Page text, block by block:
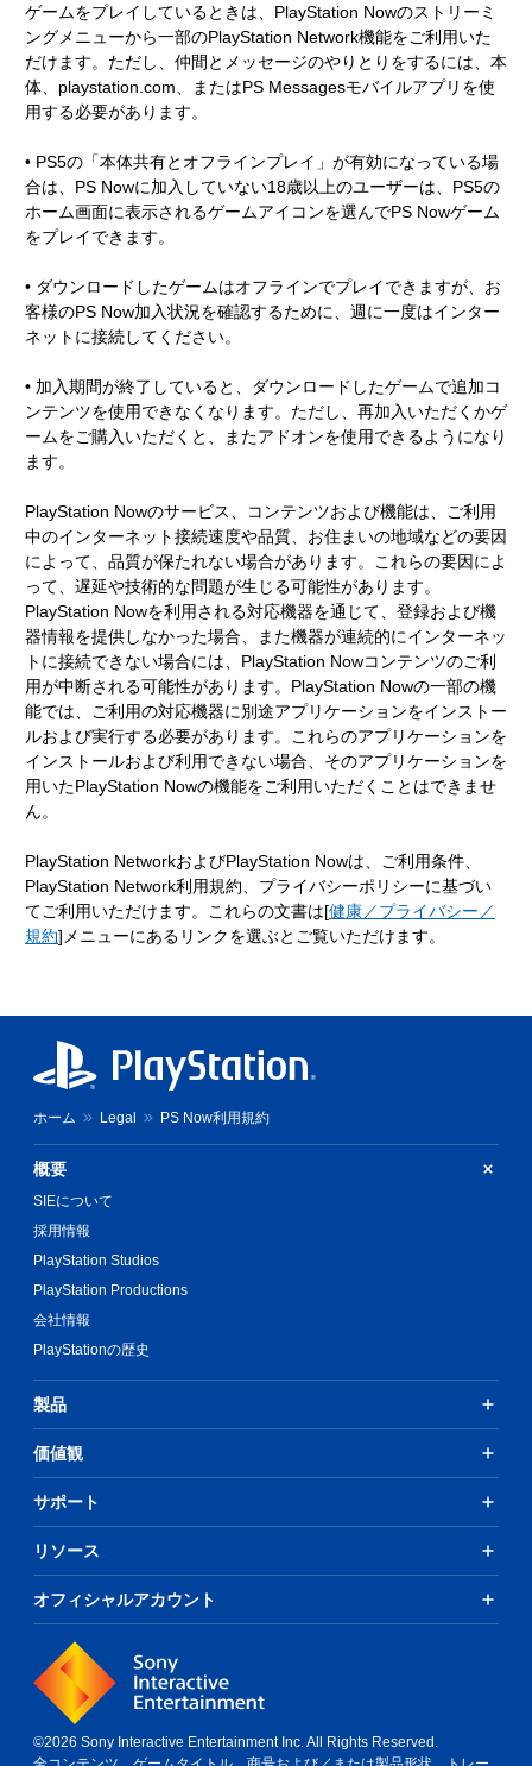
ゲームをプレイしているときは、PlayStation Nowのストリーミ
ングメニューから一部のPlayStation Network機能をご利用いた
だけます。ただし、仲間とメッセージのやりとりをするには、本
体、playstation.com、またはPS Messagesモバイルアプリを使
用する必要があります。
• PS5の「本体共有とオフラインプレイ」が有効になっている場
合は、PS Nowに加入していない18歳以上のユーザーは、PS5の
ホーム画面に表示されるゲームアイコンを選んでPS Nowゲーム
をプレイできます。
• ダウンロードしたゲームはオフラインでプレイできますが、お
客様のPS Now加入状況を確認するために、週に一度はインター
ネットに接続してください。
• 加入期間が終了していると、ダウンロードしたゲームで追加コ
ンテンツを使用できなくなります。ただし、再加入いただくかゲ
ームをご購入いただくと、またアドオンを使用できるようになり
ます。
PlayStation Nowのサービス、コンテンツおよび機能は、ご利用
中のインターネット接続速度や品質、お住まいの地域などの要因
によって、品質が保たれない場合があります。これらの要因によ
って、遅延や技術的な問題が生じる可能性があります。
PlayStation Nowを利用される対応機器を通じて、登録および機
器情報を提供しなかった場合、また機器が連続的にインターネッ
トに接続できない場合には、PlayStation Nowコンテンツのご利
用が中断される可能性があります。PlayStation Nowの一部の機
能では、ご利用の対応機器に別途アプリケーションをインストー
ルおよび実行する必要があります。これらのアプリケーションを
インストールおよび利用できない場合、そのアプリケーションを
用いたPlayStation Nowの機能をご利用いただくことはできませ
ん。
PlayStation NetworkおよびPlayStation Nowは、ご利用条件、
PlayStation Network利用規約、プライバシーポリシーに基づい
てご利用いただけます。これらの文書は[健康／プライバシー／
規約]メニューにあるリンクを選ぶとご覧いただけます。
ホーム Legal PS Now利用規約
概要
SIEについて
採用情報
PlayStation Studios
PlayStation Productions
会社情報
PlayStationの歴史
製品
価値観
サポート
リソース
オフィシャルアカウント
©2026 Sony Interactive Entertainment Inc. All Rights Reserved.